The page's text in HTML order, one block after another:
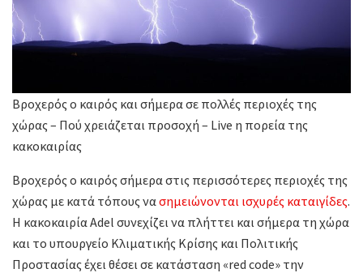
Βροχερός ο καιρός και σήμερα σε πολλές περιοχές της
χώρας – Πού χρειάζεται προσοχή – Live η πορεία της
κακοκαιρίας
Βροχερός ο καιρός σήμερα στις περισσότερες περιοχές της
χώρας με κατά τόπους να σημειώνονται ισχυρές καταιγίδες.
Η κακοκαιρία Adel συνεχίζει να πλήττει και σήμερα τη χώρα
και το υπουργείο Κλιματικής Κρίσης και Πολιτικής
Προστασίας έχει θέσει σε κατάσταση «red code» την